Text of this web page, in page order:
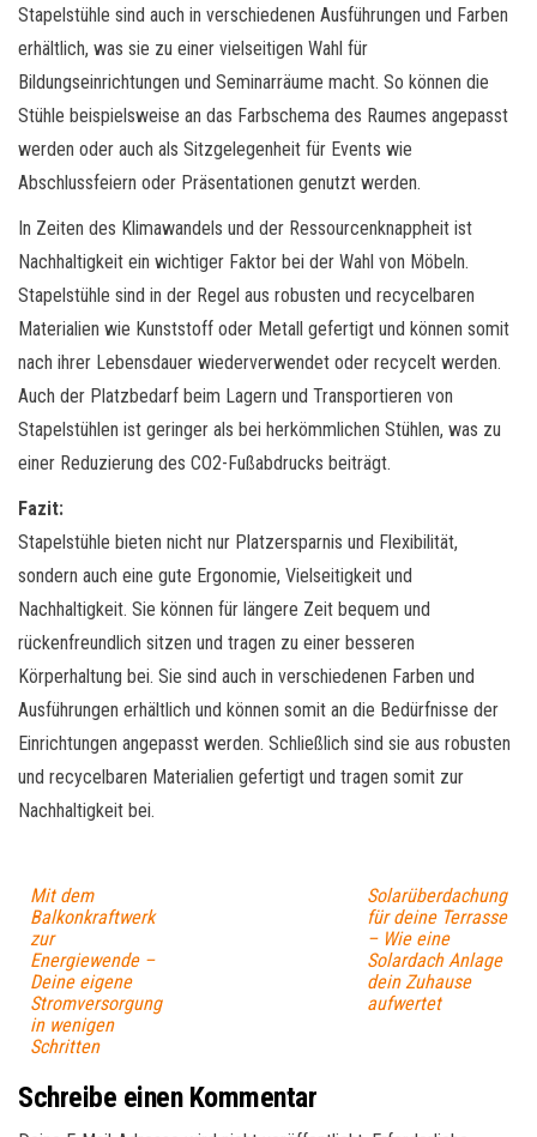
Stapelstühle sind auch in verschiedenen Ausführungen und Farben
erhältlich, was sie zu einer vielseitigen Wahl für
Bildungseinrichtungen und Seminarräume macht. So können die
Stühle beispielsweise an das Farbschema des Raumes angepasst
werden oder auch als Sitzgelegenheit für Events wie
Abschlussfeiern oder Präsentationen genutzt werden.
In Zeiten des Klimawandels und der Ressourcenknappheit ist
Nachhaltigkeit ein wichtiger Faktor bei der Wahl von Möbeln.
Stapelstühle sind in der Regel aus robusten und recycelbaren
Materialien wie Kunststoff oder Metall gefertigt und können somit
nach ihrer Lebensdauer wiederverwendet oder recycelt werden.
Auch der Platzbedarf beim Lagern und Transportieren von
Stapelstühlen ist geringer als bei herkömmlichen Stühlen, was zu
einer Reduzierung des CO2-Fußabdrucks beiträgt.
Fazit:
Stapelstühle bieten nicht nur Platzersparnis und Flexibilität,
sondern auch eine gute Ergonomie, Vielseitigkeit und
Nachhaltigkeit. Sie können für längere Zeit bequem und
rückenfreundlich sitzen und tragen zu einer besseren
Körperhaltung bei. Sie sind auch in verschiedenen Farben und
Ausführungen erhältlich und können somit an die Bedürfnisse der
Einrichtungen angepasst werden. Schließlich sind sie aus robusten
und recycelbaren Materialien gefertigt und tragen somit zur
Nachhaltigkeit bei.
Mit dem
Balkonkraftwerk
zur
Energiewende –
Deine eigene
Stromversorgung
in wenigen
Schritten
Solarüberdachung
für deine Terrasse
– Wie eine
Solardach Anlage
dein Zuhause
aufwertet
Schreibe einen Kommentar